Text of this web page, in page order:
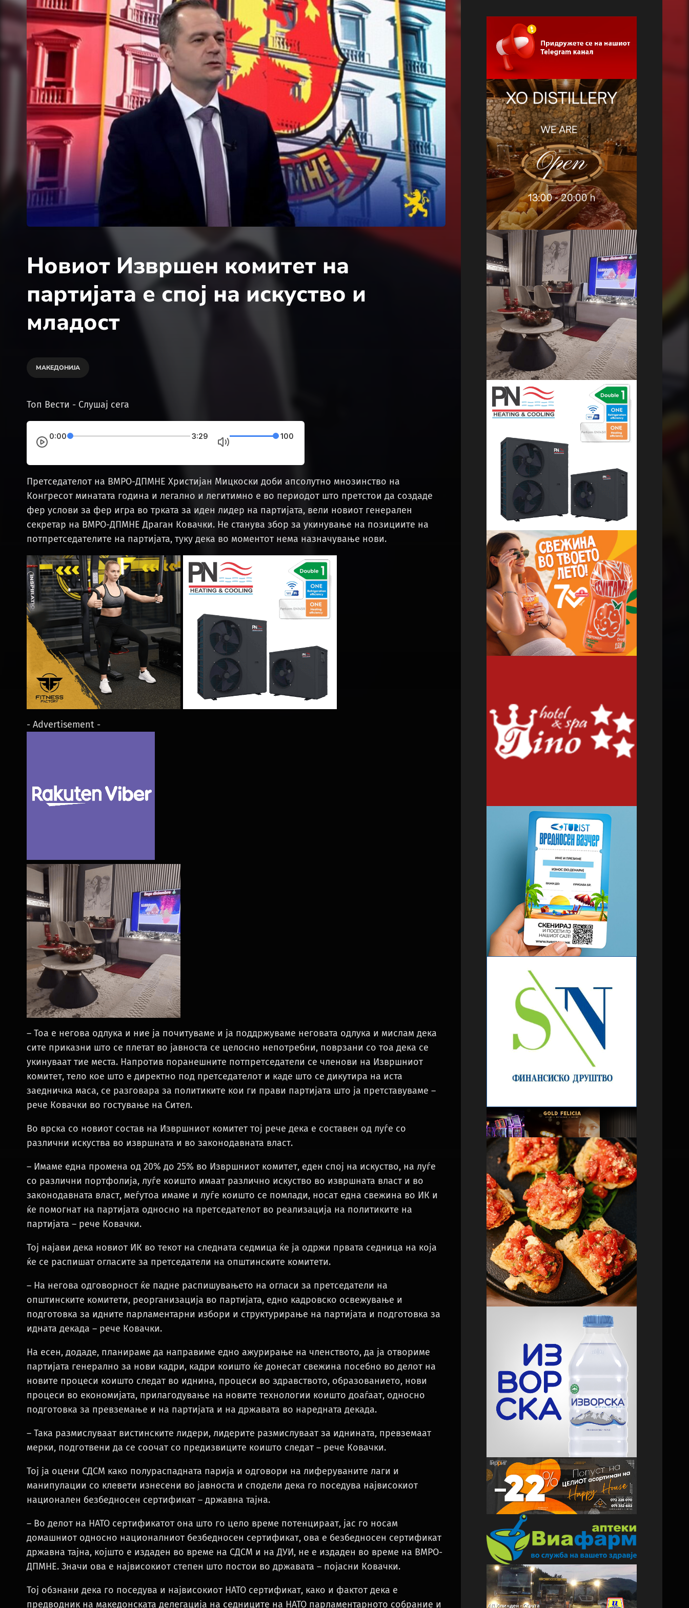
Новиот Извршен комитет на
партијата е спој на искуство и
младост
МАКЕДОНИЈА
Топ Вести - Слушај сега
0:00 3:29 100
Претседателот на ВМРО-ДПМНЕ Христијан Мицкоски доби апсолутно мнозинство на
Конгресот минатата година и легално и легитимно е во периодот што претстои да создаде
фер услови за фер игра во трката за иден лидер на партијата, вели новиот генерален
секретар на ВМРО-ДПМНЕ Драган Ковачки. Не станува збор за укинување на позициите на
потпретседателите на партијата, туку дека во моментот нема назначување нови.
- Advertisement -
– Тоа е негова одлука и ние ја почитуваме и ја поддржуваме неговата одлука и мислам дека
сите приказни што се плетат во јавноста се целосно непотребни, поврзани со тоа дека се
укинуваат тие места. Напротив поранешните потпретседатели се членови на Извршниот
комитет, тело кое што е директно под претседателот и каде што се дикутира на иста
заедничка маса, се разговара за политиките кои ги прави партијата што ја претставуваме –
рече Ковачки во гостување на Сител.
Во врска со новиот состав на Извршниот комитет тој рече дека е составен од луѓе со
различни искуства во извршната и во законодавната власт.
– Имаме една промена од 20% до 25% во Извршниот комитет, еден спој на искуство, на луѓе
со различни портфолија, луѓе коишто имаат различно искуство во извршната власт и во
законодавната власт, меѓутоа имаме и луѓе коишто се помлади, носат една свежина во ИК и
ќе помогнат на партијата односно на претседателот во реализација на политиките на
партијата – рече Ковачки.
Тој најави дека новиот ИК во текот на следната седмица ќе ја одржи првата седница на која
ќе се распишат огласите за претседатели на општинските комитети.
– На негова одговорност ќе падне распишувањето на огласи за претседатели на
општинските комитети, реорганизација во партијата, едно кадровско освежување и
подготовка за идните парламентарни избори и структурирање на партијата и подготовка за
идната декада – рече Ковачки.
На есен, додаде, планираме да направиме едно ажурирање на членството, да ја отвориме
партијата генерално за нови кадри, кадри коишто ќе донесат свежина посебно во делот на
новите процеси коишто следат во иднина, процеси во здравството, образованието, нови
процеси во економијата, прилагодување на новите технологии коишто доаѓаат, односно
подготовка за превземање и на партијата и на државата во наредната декада.
– Така размислуваат вистинските лидери, лидерите размислуваат за иднината, превземаат
мерки, подготвени да се соочат со предизвиците коишто следат – рече Ковачки.
Тој ја оцени СДСМ како полураспадната парија и одговори на лиферуваните лаги и
манипулации со клевети изнесени во јавноста и сподели дека го поседува највисокиот
национален безбедносен сертификат – државна тајна.
– Во делот на НАТО сертификатот она што го цело време потенцираат, јас го носам
домашниот односно националниот безбедносен сертификат, ова е безбедносен сертификат
државна тајна, којшто е издаден во време на СДСМ и на ДУИ, не е издаден во време на ВМРО-
ДПМНЕ. Значи ова е највисокиот степен што постои во државата – појасни Ковачки.
Тој обзнани дека го поседува и највисокиот НАТО сертификат, како и фактот дека е
предводник на македонската делегација на седниците на НАТО парламентарното собрание и